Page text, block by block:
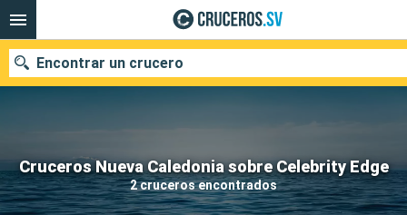
Cruceros Nueva Caledonia sobre Celebrity Edge
2 cruceros encontrados
Encontrar un crucero
Nuestros destinos
Fecha de salida